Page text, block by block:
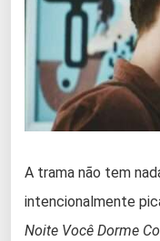
A trama não tem
intencionalmente
Noite Você Dorme